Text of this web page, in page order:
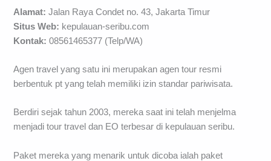
Alamat: Jalan Raya Condet no. 43, Jakarta Timur
Situs Web: kepulauan-seribu.com
Kontak: 08561465377 (Telp/WA)
Agen travel yang satu ini merupakan agen tour resmi
berbentuk pt yang telah memiliki izin standar pariwisata.
Berdiri sejak tahun 2003, mereka saat ini telah menjelma
menjadi tour travel dan EO terbesar di kepulauan seribu.
Paket mereka yang menarik untuk dicoba ialah paket